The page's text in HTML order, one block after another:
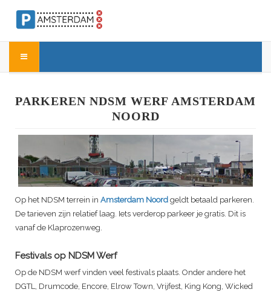
PARKEREN NDSM WERF AMSTERDAM
NOORD
Op het NDSM terrein in Amsterdam Noord geldt betaald parkeren.
De tarieven zijn relatief laag. Iets verderop parkeer je gratis. Dit is
vanaf de Klaprozenweg.
Festivals op NDSM Werf
Op de NDSM werf vinden veel festivals plaats. Onder andere het
DGTL, Drumcode, Encore, Elrow Town, Vrijfest, King Kong, Wicked